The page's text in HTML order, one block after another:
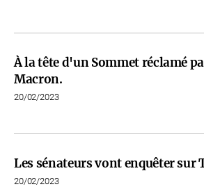
À la tête d'un Sommet réclamé
Macron.
20/02/2023
Les sénateurs vont enquêter sur
20/02/2023